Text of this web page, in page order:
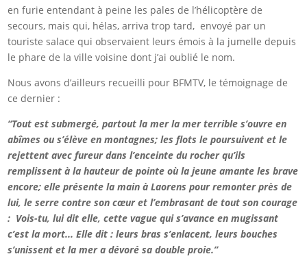
en furie entendant à peine les pales de l’hélicoptère de
secours, mais qui, hélas, arriva trop tard, envoyé par un
touriste salace qui observaient leurs émois à la jumelle depuis
le phare de la ville voisine dont j’ai oublié le nom.
Nous avons d’ailleurs recueilli pour BFMTV, le témoignage de
ce dernier :
“Tout est submergé, partout la mer la mer terrible s’ouvre en
abîmes ou s’élève en montagnes; les flots le poursuivent et le
rejettent avec fureur dans l’enceinte du rocher qu’ils
remplissent à la hauteur de pointe où la jeune amante les brave
encore; elle présente la main à Laorens pour remonter près de
lui, le serre contre son cœur et l’embrasant de tout son courage
: Vois-tu, lui dit elle, cette vague qui s’avance en mugissant
c’est la mort... Elle dit : leurs bras s’enlacent, leurs bouches
s’unissent et la mer a dévoré sa double proie.”